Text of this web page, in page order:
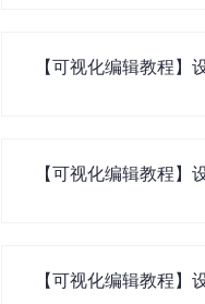
【可视化编辑教程】
【可视化编辑教程】
【可视化编辑教程】